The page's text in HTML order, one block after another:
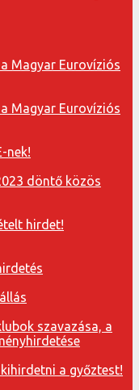
Magyar Eurovíziós
Magyar Eurovíziós
nek!
döntő közös
hirdet!
szavazása, a
a győztest!